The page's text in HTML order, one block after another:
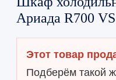
Ариада R700 VS
Этот товар
Подберём такой